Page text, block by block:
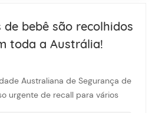
bebê são recolhidos
toda a Austrália!
Australiana de Segurança de
urgente de recall para vários